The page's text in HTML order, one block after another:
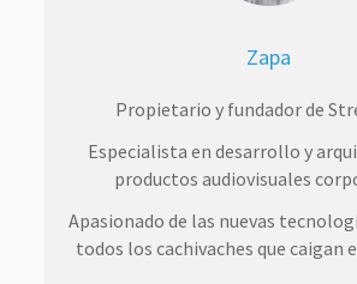
Zapa
Propietario y fundador de
Especialista en desarrollo y
productos audiovisuales
Apasionado de las nuevas
todos los cachivaches que caigan